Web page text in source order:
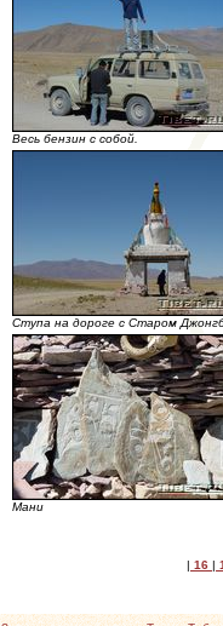
Весь бензин с собой.
Ступа на дороге с Старом
Мани
| 16 |